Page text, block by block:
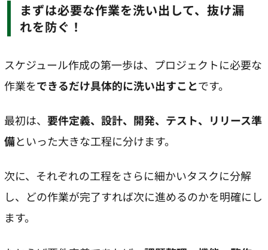
まずは必要な作業を洗い出して、抜け漏
れを防ぐ！
スケジュール作成の第一歩は、プロジェクトに必要な
作業をできるだけ具体的に洗い出すことです。
最初は、 要件定義、設計、開発、テスト、リリース準
備といった大きな工程に分けます。
次に、それぞれの工程をさらに細かいタスクに分解
し、どの作業が完了すれば次に進めるのかを明確にし
ます。